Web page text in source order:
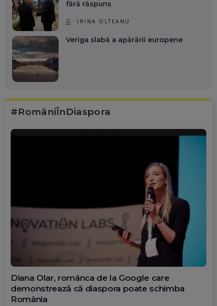
fără răspuns
IRINA OLTEANU
Veriga slabă a apărării europene
#RomâniÎnDiaspora
Diana Olar, românca de la Google care
demonstrează că diaspora poate schimba
România